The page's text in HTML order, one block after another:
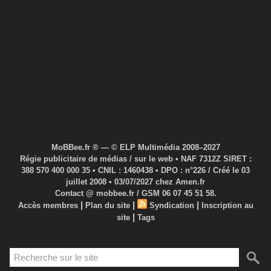
MoBBee.fr ® — © ELP Multimédia 2008–2027
Régie publicitaire de médias / sur le web • NAF 7312Z SIRET :
388 570 400 000 35 • CNIL : 1460438 • DPO : n°226 / Créé le 03
juillet 2008 • 03/07/2027 chez Amen.fr
Contact @ mobbee.fr / GSM 06 07 45 51 58.
Accès membres | Plan du site | Syndication |
Inscription au
site | Tags